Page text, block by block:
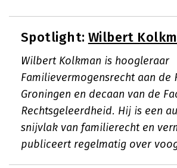
Spotlight: Wilbert
Wilbert Kolkman is hoogleraar
Familievermogensrecht aan de
Groningen en decaan van de
Rechtsgeleerdheid. Hij is een
snijvlak van familierecht en
publiceert regelmatig over